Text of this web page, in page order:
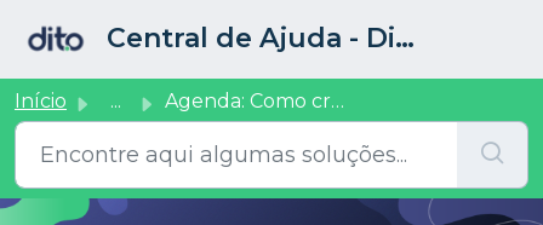
Central de Ajuda - Dito CRM
Início ... Agenda: Como criar ou atualizar um Grupo de Lojas